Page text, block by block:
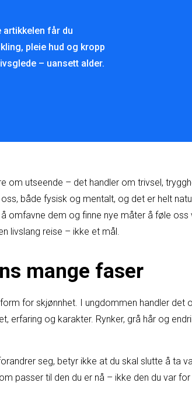
artikkelen får du
pleie hud og kropp
– uansett alder.
om utseende – det handler om trivsel,
både fysisk og mentalt, og det er helt
omfavne dem og finne nye måter å føle oss
livslang reise – ikke et mål.
mange faser
for skjønnhet. I ungdommen handler det
erfaring og karakter. Rynker, grå hår og
seg, betyr ikke at du skal slutte å ta
passer til den du er nå – ikke den du var for